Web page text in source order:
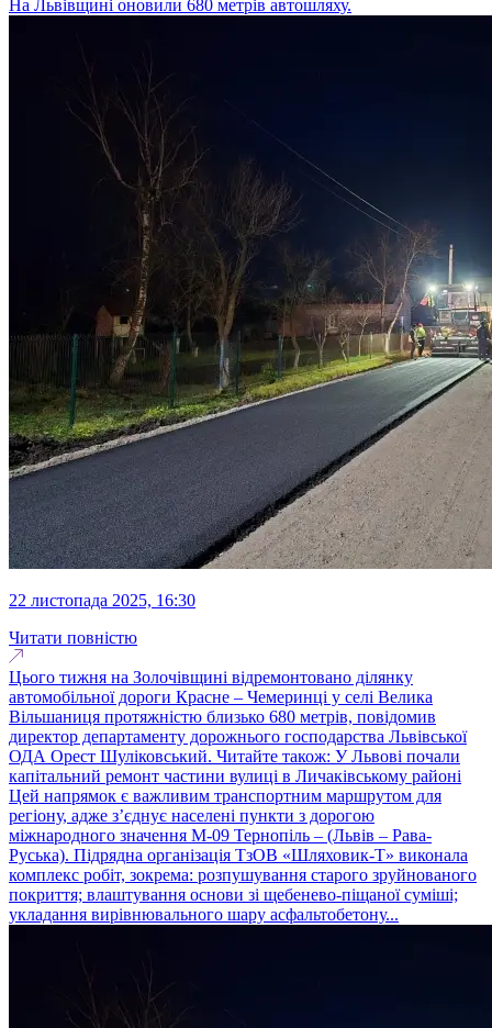
На Львівщині оновили 680 метрів автошляху.
22 листопада 2025, 16:30
Читати повністю
Цього тижня на Золочівщині відремонтовано ділянку
автомобільної дороги Красне – Чемеринці у селі Велика
Вільшаниця протяжністю близько 680 метрів, повідомив
директор департаменту дорожнього господарства Львівської
ОДА Орест Шуліковський. Читайте також: У Львові почали
капітальний ремонт частини вулиці в Личаківському районі
Цей напрямок є важливим транспортним маршрутом для
регіону, адже з’єднує населені пункти з дорогою
міжнародного значення М-09 Тернопіль – (Львів – Рава-
Руська). Підрядна організація ТзОВ «Шляховик-Т» виконала
комплекс робіт, зокрема: розпушування старого зруйнованого
покриття; влаштування основи зі щебенево-піщаної суміші;
укладання вирівнювального шару асфальтобетону...